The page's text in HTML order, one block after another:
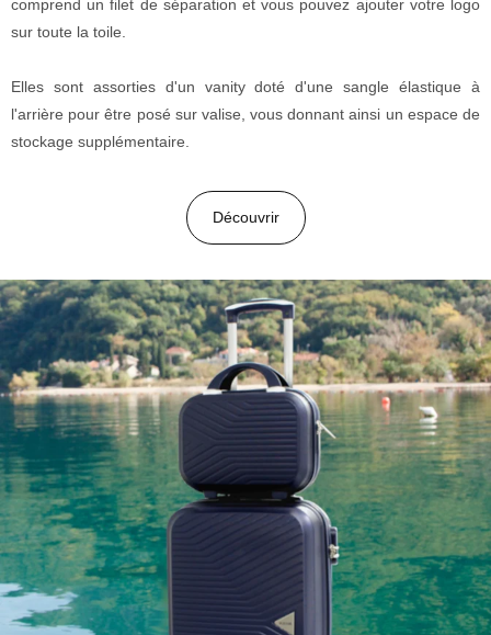
comprend un filet de séparation et vous pouvez ajouter votre logo
sur toute la toile.
Elles sont assorties d'un vanity doté d'une sangle élastique à
l'arrière pour être posé sur valise, vous donnant ainsi un espace de
stockage supplémentaire.
Découvrir